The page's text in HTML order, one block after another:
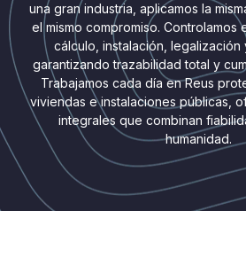
una gran industria, aplicamos la
el mismo compromiso. Controlamos
cálculo, instalación, legalización
garantizando trazabilidad total y
Trabajamos cada día en Reus
viviendas e instalaciones públicas,
integrales que combinan
humanidad.